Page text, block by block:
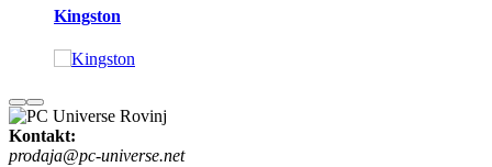
Kingston
Kontakt:
prodaja@pc-universe.net